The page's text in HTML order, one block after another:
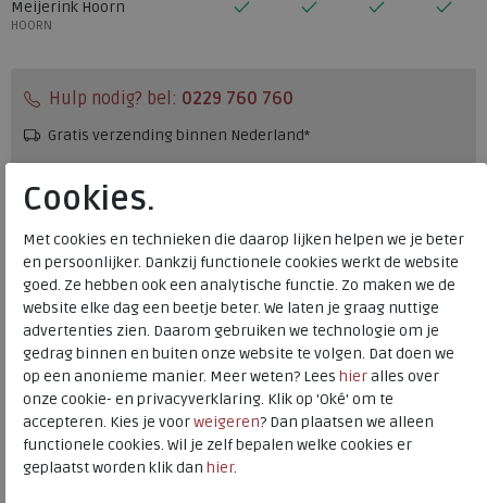
Meijerink Hoorn
HOORN
Hulp nodig? bel: 0229 760 760
Gratis verzending binnen Nederland*
Altijd retourneren, binnen 1 werkdag terugbetaald
Merk
Birkenstock
Fabrikantcode
1031439
Bestelcode
146.28.000011
Kleur
Carafe
Materiaal
Suede
Wijdtemaat
Reg.
Uitneembaar voetbed
ja
Cookies.
Met cookies en technieken die daarop lijken helpen we je beter
en persoonlijker. Dankzij functionele cookies werkt de website
goed. Ze hebben ook een analytische functie. Zo maken we de
website elke dag een beetje beter. We laten je graag nuttige
advertenties zien. Daarom gebruiken we technologie om je
gedrag binnen en buiten onze website te volgen. Dat doen we
op een anonieme manier. Meer weten? Lees hieralles over
onze cookie- en privacyverklaring. Klik op 'Oké' om te
accepteren. Kies je voorweigeren? Dan plaatsen we alleen
functionele cookies. Wil je zelf bepalen welke cookies er
geplaatst worden klik dan hier.